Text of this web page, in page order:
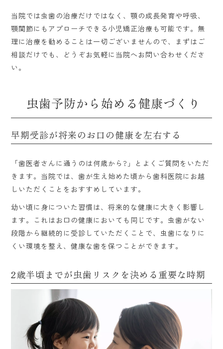
当院では虫歯の治療だけではなく、顎の成長発育や呼吸、
顎関節にもアプローチできる小児矯正治療も可能です。無
理に治療を勧めることは一切ございませんので、まずはご
相談だけでも、どうぞお気軽に当院へお問い合わせくださ
い。
虫歯予防から始める健康づくり
早期受診が将来のお口の健康を左右する
「歯医者さんに通うのは何歳から?」とよくご質問をいただ
きます。当院では、歯が生え始めた頃から歯科医院にお越
しいただくことをおすすめしています。
幼い頃に身についた習慣は、将来的な健康に大きく影響し
ます。これはお口の健康においても同じです。虫歯がない
段階から継続的に受診していただくことで、虫歯になりに
くい環境を整え、健康な歯を保つことができます。
2歳半頃までが虫歯リスクを決める重要な時期